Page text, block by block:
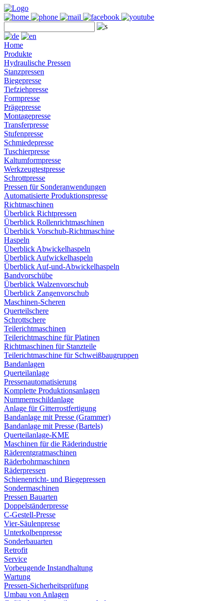
Home
Produkte
Hydraulische Pressen
Stanzpressen
Biegepresse
Tiefziehpresse
Formpresse
Prägepresse
Montagepresse
Transferpresse
Stufenpresse
Schmiedepresse
Tuschierpresse
Kaltumformpresse
Werkzeugtestpresse
Schrottpresse
Pressen für Sonderanwendungen
Automatisierte Produktionspresse
Richtmaschinen
Überblick Richtpressen
Überblick Rollenrichtmaschinen
Überblick Vorschub-Richtmaschine
Haspeln
Überblick Abwickelhaspeln
Überblick Aufwickelhaspeln
Überblick Auf-und-Abwickelhaspeln
Bandvorschübe
Überblick Walzenvorschub
Überblick Zangenvorschub
Maschinen-Scheren
Querteilschere
Schrottschere
Teilerichtmaschinen
Teilerichtmaschine für Platinen
Richtmaschinen für Stanzteile
Teilerichtmaschine für Schweißbaugruppen
Bandanlagen
Querteilanlage
Pressenautomatisierung
Komplette Produktionsanlagen
Nummernschildanlage
Anlage für Gitterrostfertigung
Bandanlage mit Presse (Grammer)
Bandanlage mit Presse (Bartels)
Querteilanlage-KME
Maschinen für die Räderindustrie
Räderentgratmaschinen
Räderbohrmaschinen
Räderpressen
Schienenricht- und Biegepressen
Sondermaschinen
Pressen Bauarten
Doppelständerpresse
C-Gestell-Presse
Vier-Säulenpresse
Unterkolbenpresse
Sonderbauarten
Retrofit
Service
Vorbeugende Instandhaltung
Wartung
Pressen-Sicherheitsprüfung
Umbau von Anlagen